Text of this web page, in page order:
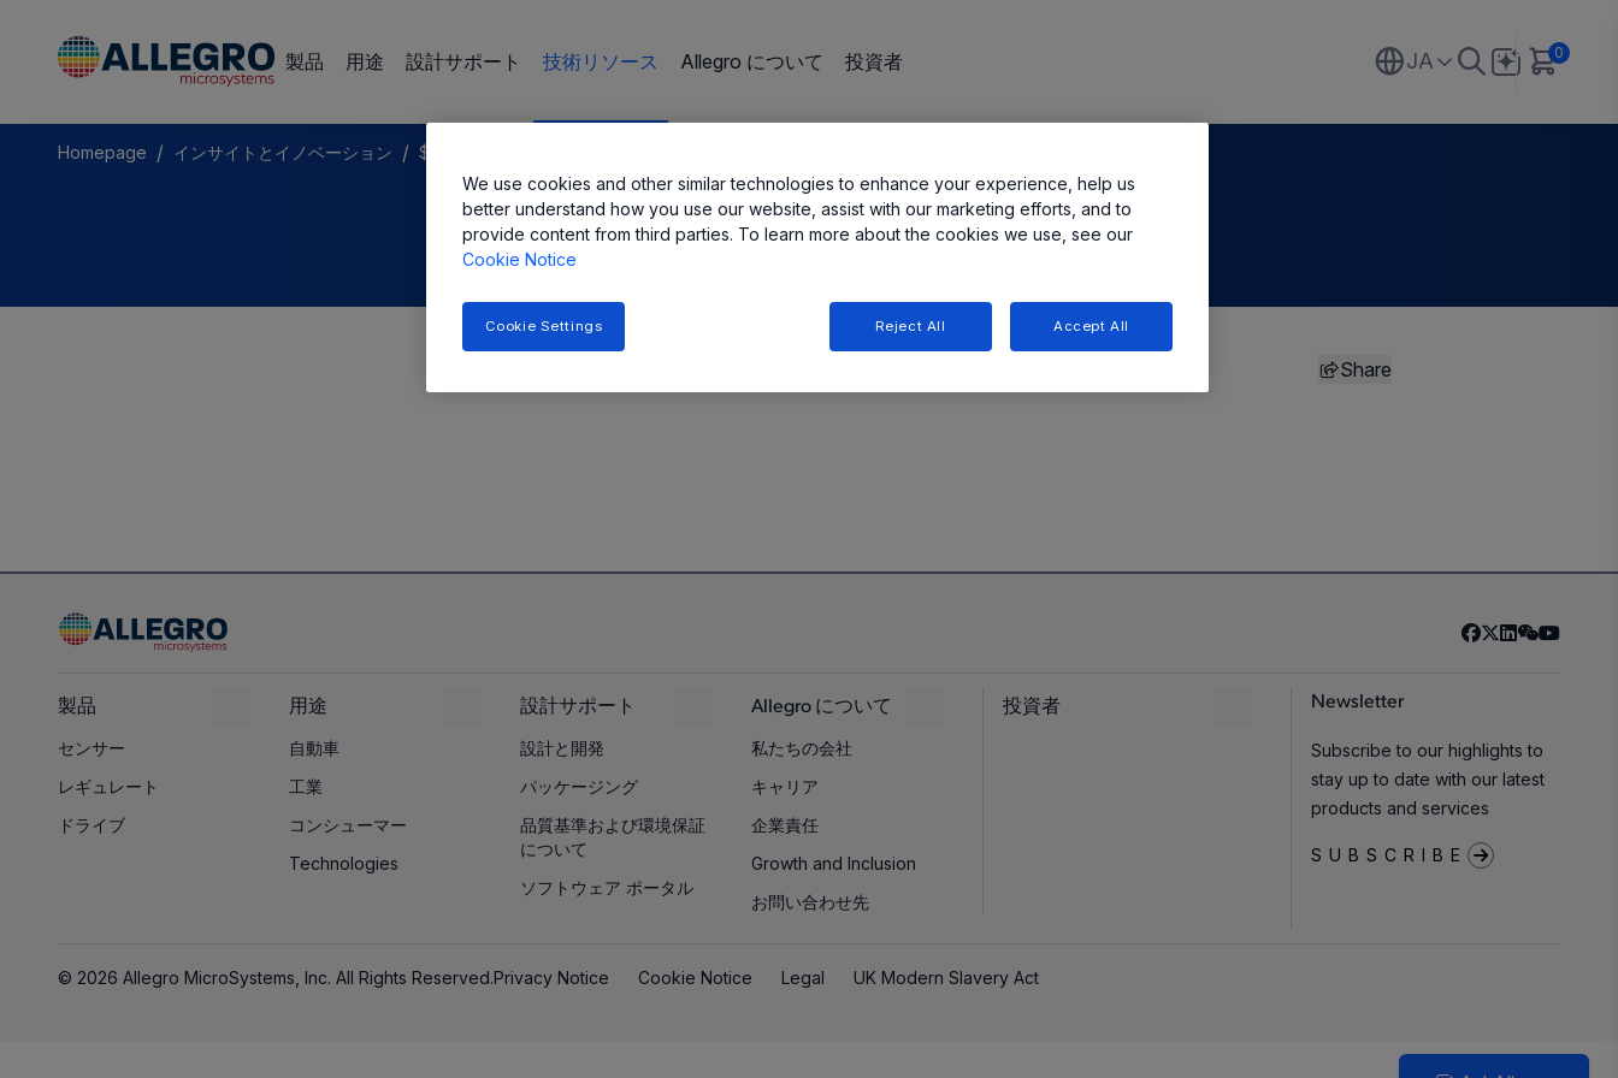
製品 用途 設計サポート 技術リソース Allegro について 投資者 JA 0
Homepage / インサイトとイノベーション / $name
Share
製品
センサー
レギュレート
ドライブ
用途
自動車
工業
コンシューマー
Technologies
設計サポート
設計と開発
パッケージング
品質基準および環境保証
について
ソフトウェア ポータル
Allegro について
私たちの会社
キャリア
企業責任
Growth and Inclusion
お問い合わせ先
投資者 Newsletter
Subscribe to our highlights to
stay up to date with our latest
products and services
SUBSCRIBE
© 2026 Allegro MicroSystems, Inc. All Rights Reserved.Privacy Notice Cookie Notice Legal UK Modern Slavery Act
We use cookies and other similar technologies to enhance your experience, help us
better understand how you use our website, assist with our marketing efforts, and to
provide content from third parties. To learn more about the cookies we use, see our
Cookie Notice
Reject All Accept All
Cookie Settings